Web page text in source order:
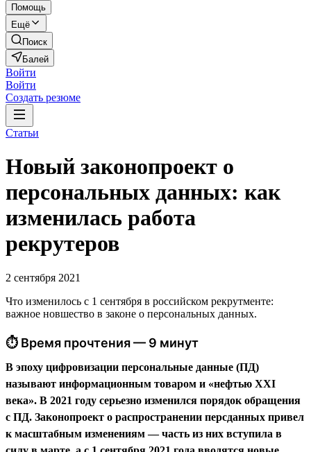
Помощь
Ещё
Поиск
Балей
Войти
Войти
Создать резюме
Статьи
Новый законопроект о
персональных данных: как
изменилась работа
рекрутеров
2 сентября 2021
Что изменилось с 1 сентября в российском рекрутменте:
важное новшество в законе о персональных данных.
⏱ Время прочтения — 9 минут
В эпоху цифровизации персональные данные (ПД)
называют информационным товаром и «нефтью XXI
века». В 2021 году серьезно изменился порядок обращения
с ПД. Законопроект о распространении персданных привел
к масштабным изменениям — часть из них вступила в